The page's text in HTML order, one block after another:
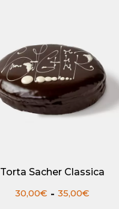
Torta Sacher Classica
30,00€ - 35,00€Fascia